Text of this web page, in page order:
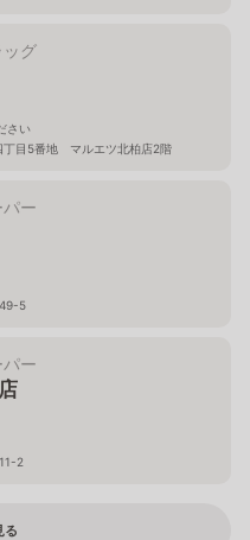
ッグ
さい
丁目5番地 マルエツ北柏店2階
ー
5
ー
2
る